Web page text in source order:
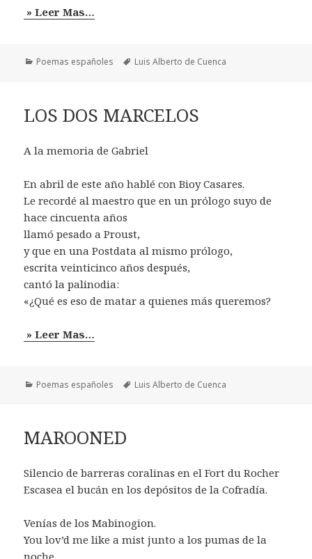
» Leer Mas…
Categorías
Poemas españoles Etiquetas
Luis Alberto de Cuenca
LOS DOS MARCELOS
A la memoria de Gabriel
En abril de este año hablé con Bioy Casares.
Le recordé al maestro que en un prólogo suyo de
hace cincuenta años
llamó pesado a Proust,
y que en una Postdata al mismo prólogo,
escrita veinticinco años después,
cantó la palinodia:
«¿Qué es eso de matar a quienes más queremos?
» Leer Mas…
Categorías
Poemas españoles Etiquetas
Luis Alberto de Cuenca
MAROONED
Silencio de barreras coralinas en el Fort du Rocher
Escasea el bucán en los depósitos de la Cofradía.
Venías de los Mabinogion.
You lov’d me like a mist junto a los pumas de la